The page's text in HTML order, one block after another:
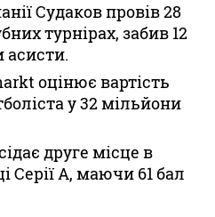
Судаков провів 28
турнірах, забив 12
асисти.
оцінює вартість
у 32 мільйони
друге місце в
Серії А, маючи 61 бал